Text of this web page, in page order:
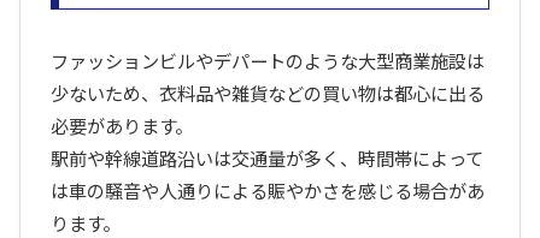
ファッションビルやデパートのような大型商業施設は
少ないため、衣料品や雑貨などの買い物は都心に出る
必要があります。
駅前や幹線道路沿いは交通量が多く、時間帯によって
は車の騒音や人通りによる賑やかさを感じる場合があ
ります。